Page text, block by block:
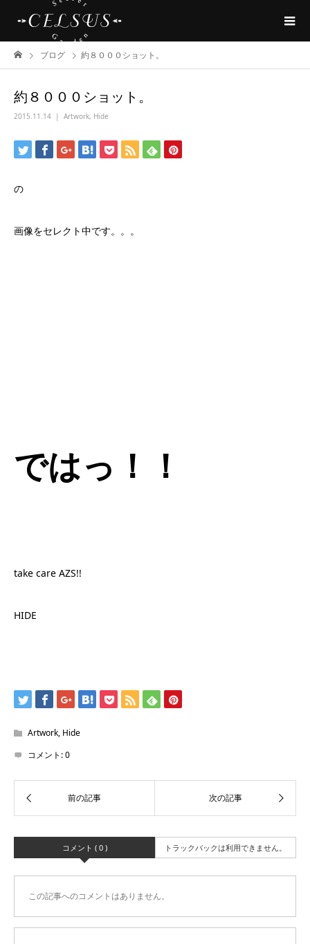
ブログ 約８０００ショット。
約８０００ショット。
2015.11.14 Artwork, Hide
の
画像をセレクト中です。。。
ではっ！！
take care AZS!!
HIDE
Artwork, Hide
コメント:0
コメント ( 0 ) トラックバックは利用できません。
この記事へのコメントはありません。